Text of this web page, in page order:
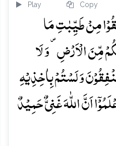
Play Copy
مِنۡ طَیِّبٰتِ مَا
مِّنَ الۡاَرۡضِ ۪ وَ لَا
وَ لَسۡتُمۡ بِاٰخِذِیۡہِ
اَنَّ اللّٰہَ غَنِیٌّ حَمِیۡدٌ